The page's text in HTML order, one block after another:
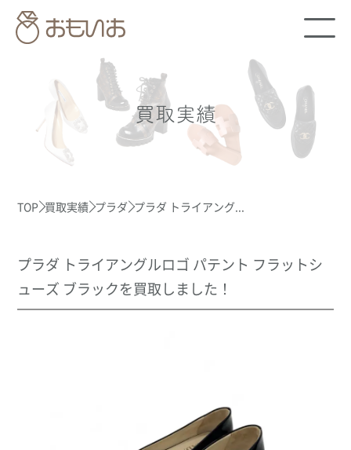
買取実績
TOP 買取実績 プラダ プラダ トライアング...
プラダ トライアングルロゴ パテント フラットシ
ューズ ブラックを買取しました！